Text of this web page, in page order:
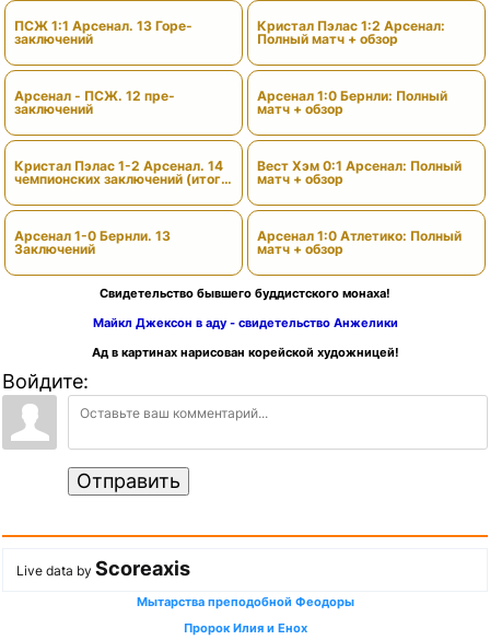
ПСЖ 1:1 Арсенал. 13 Горе-
заключений
Арсенал - ПСЖ. 12 пре-
заключений
Кристал Пэлас 1-2 Арсенал. 14
чемпионских заключений (итоги
Арсенал 1-0 Бернли. 13
Заключений
Кристал Пэлас 1:2 Арсенал:
Полный матч + обзор
Арсенал 1:0 Бернли: Полный
матч + обзор
Вест Хэм 0:1 Арсенал: Полный
матч + обзор
Арсенал 1:0 Атлетико: Полный
матч + обзор
Свидетельство бывшего буддистского монаха!
Майкл Джексон в аду - свидетельство Анжелики
Ад в картинах нарисован корейской художницей!
Войдите:
Отправить
Live data by Scoreaxis
Мытарства преподобной Феодоры
Пророк Илия и Енох